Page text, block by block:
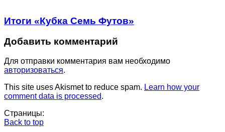
Итоги «Кубка Семь Футов»
Добавить комментарий
Для отправки комментария вам необходимо
авторизоваться.
This site uses Akismet to reduce spam. Learn how your
comment data is processed.
Страницы:
Back to top